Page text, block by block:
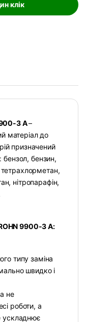
клік
3 A–
матеріал до
призначений
бензол, бензин,
тетрахлорметан,
нітропарафін,
9900-3 A:
типу заміна
швидко і
не
роботи, а
ускладнює